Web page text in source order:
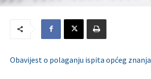
Obavijest o polaganju ispita općeg znanja